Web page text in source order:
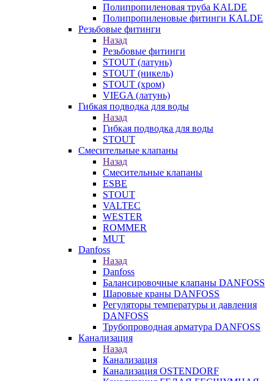
Полипропиленовая труба KALDE
Полипропиленовые фитинги KALDE
Резьбовые фитинги
Назад
Резьбовые фитинги
STOUT (латунь)
STOUT (никель)
STOUT (хром)
VIEGA (латунь)
Гибкая подводка для воды
Назад
Гибкая подводка для воды
STOUT
Смесительные клапаны
Назад
Смесительные клапаны
ESBE
STOUT
VALTEC
WESTER
ROMMER
MUT
Danfoss
Назад
Danfoss
Балансировочные клапаны DANFOSS
Шаровые краны DANFOSS
Регуляторы температуры и давления
DANFOSS
Трубопроводная арматура DANFOSS
Канализация
Назад
Канализация
Канализация OSTENDORF